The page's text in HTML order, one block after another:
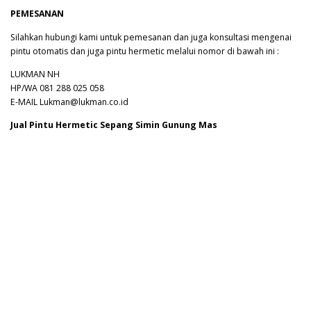
PEMESANAN
Silahkan hubungi kami untuk pemesanan dan juga konsultasi mengenai
pintu otomatis dan juga pintu hermetic melalui nomor di bawah ini :
LUKMAN NH
HP/WA 081 288 025 058
E-MAIL Lukman@lukman.co.id
Jual Pintu Hermetic Sepang Simin Gunung Mas